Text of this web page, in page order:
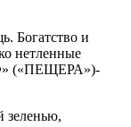
Богатство и
нетленные
(«ПЕЩЕРА»)-
зеленью,